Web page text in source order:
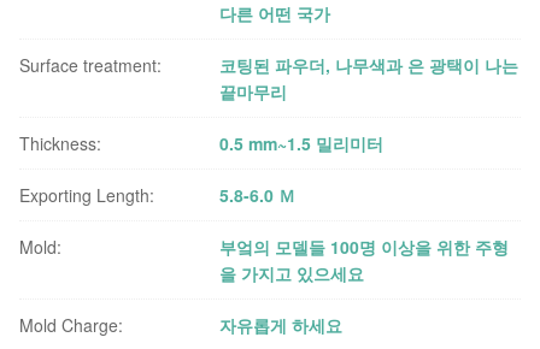
다른 어떤 국가
Surface treatment:
코팅된 파우더, 나무색과 은 광택이 나는
끝마무리
Thickness: 0.5 mm~1.5 밀리미터
Exporting Length: 5.8-6.0 Ｍ
Mold:
부엌의 모델들 100명 이상을 위한 주형
을 가지고 있으세요
Mold Charge: 자유롭게 하세요